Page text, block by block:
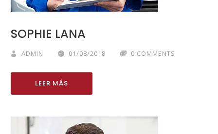
SOPHIE LANA
ADMIN 01/08/2018 0 COMMENTS
LEER MÁS